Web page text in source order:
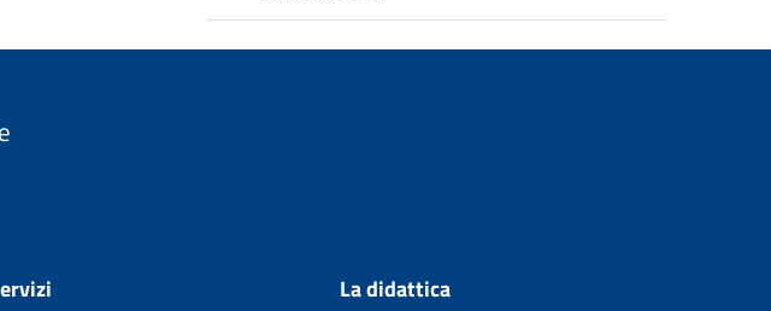
La didattica